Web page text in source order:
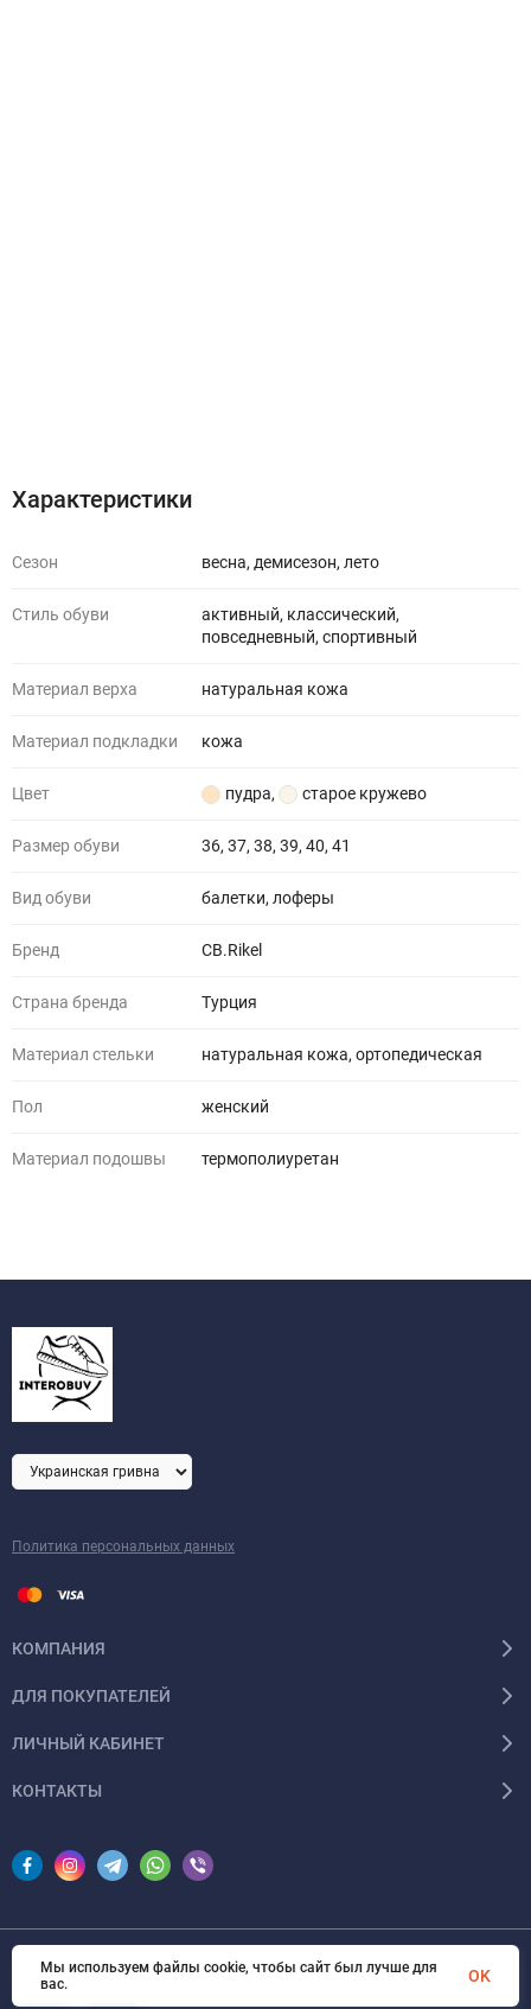
Характеристики
Сезон весна, демисезон, лето
Стиль обуви
активный, классический,
повседневный, спортивный
Материал верха натуральная кожа
Материал подкладки кожа
Цвет пудра, старое кружево
Размер обуви 36, 37, 38, 39, 40, 41
Вид обуви балетки, лоферы
Бренд СВ.Rikel
Страна бренда Турция
Материал стельки натуральная кожа, ортопедическая
Пол женский
Материал подошвы термополиуретан
Политика персональных данных
КОМПАНИЯ
ДЛЯ ПОКУПАТЕЛЕЙ
ЛИЧНЫЙ КАБИНЕТ
КОНТАКТЫ
© 2026 InSale. Все права защищены
Мы используем файлы cookie, чтобы сайт был лучше для
вас.
OK